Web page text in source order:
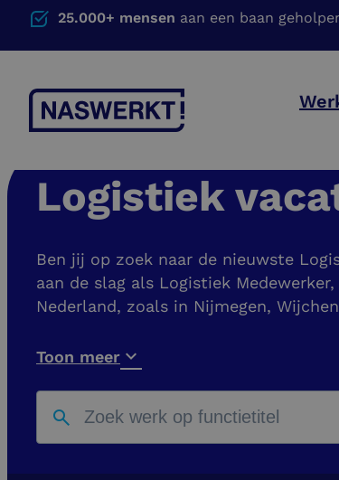
25.000+ mensen aan een baan
Logistiek
Ben jij op zoek naar de nieuwste
aan de slag als Logistiek
Nederland, zoals in Nijmegen,
Toon meer